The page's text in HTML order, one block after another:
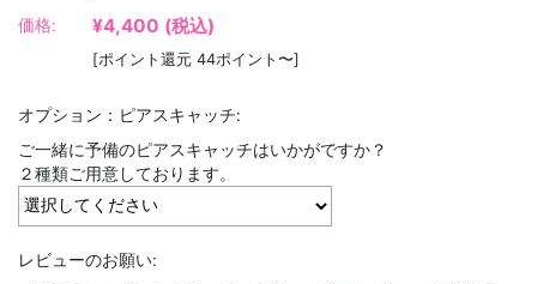
価格: ¥4,400 (税込)
[ポイント還元 44ポイント〜]
オプション：ピアスキャッチ:
ご一緒に予備のピアスキャッチはいかがですか？
２種類ご用意しております。
レビューのお願い: